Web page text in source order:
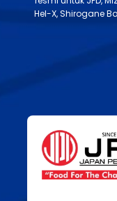
Hel-X, Shirogane